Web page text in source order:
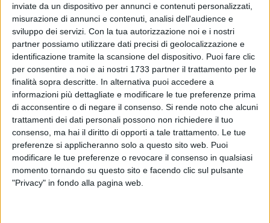
inviate da un dispositivo per annunci e contenuti personalizzati,
misurazione di annunci e contenuti, analisi dell'audience e
sviluppo dei servizi. Con la tua autorizzazione noi e i nostri
partner possiamo utilizzare dati precisi di geolocalizzazione e
identificazione tramite la scansione del dispositivo. Puoi fare clic
per consentire a noi e ai nostri 1733 partner il trattamento per le
finalità sopra descritte. In alternativa puoi accedere a
informazioni più dettagliate e modificare le tue preferenze prima
di acconsentire o di negare il consenso. Si rende noto che alcuni
trattamenti dei dati personali possono non richiedere il tuo
consenso, ma hai il diritto di opporti a tale trattamento. Le tue
preferenze si applicheranno solo a questo sito web. Puoi
modificare le tue preferenze o revocare il consenso in qualsiasi
momento tornando su questo sito e facendo clic sul pulsante
"Privacy" in fondo alla pagina web.
ANTONIO GARGANO
Cinque giornate di squalifica per Giancarlo Malcore e
risultato non omologato, a seguito del preannuncio di
reclamo presentato dall'Afragolese. Stangata per il Barletta
dopo il 2-0 ai campani e dopo il rosso diretto ai danni del
centravanti biancorosso, coinvolto nel caso-Torassa durante
l'intervallo.
Ilcomunicatodel Giudice Sportivo è stato diramato poco